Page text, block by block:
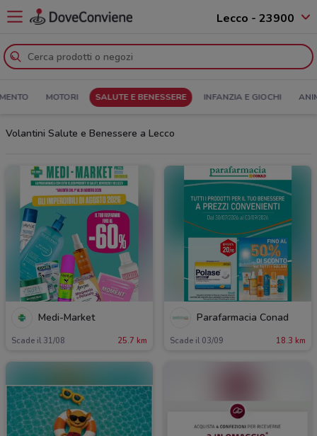
Lecco - 23900
MOTORI SALUTE E BENESSERE INFANZIA E GIOCHI
Volantini Salute e Benessere a Lecco
Medi-Market
Scade il 31/08 25.7 km
Parafarmacia Conad
Scade il 03/09 18.3 km